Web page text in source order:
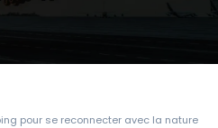
pour se reconnecter avec la nature